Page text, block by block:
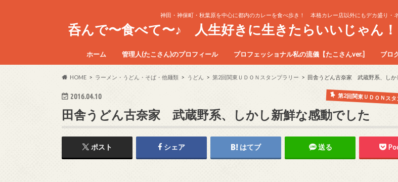
神田・神保町・秋葉原を中心に都内のカレーを食べ歩き！ 本格カレー店以外にもデカ盛り・
呑んで〜食べて〜♪ 人生好きに生きたらいいじゃん！
ホーム 管理人(たこさん)のプロフィール プロフェッショナル私の流儀【たこさんver.] ブロ
HOME ラーメン・うどん・そば・他麺類 うどん 第2回関東ＵＤＯＮスタンプラリー 田舎うどん古奈家 武蔵野系、しか
2016.04.10 第2回関東ＵＤＯＮス
田舎うどん古奈家 武蔵野系、しかし新鮮な感動でした
ポスト シェア はてブ 送る